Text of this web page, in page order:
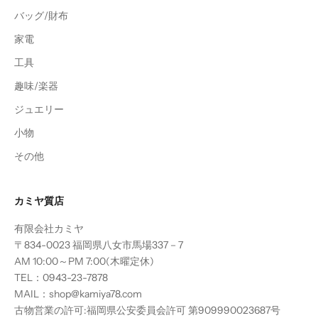
バッグ/財布
家電
工具
趣味/楽器
ジュエリー
小物
その他
カミヤ質店
有限会社カミヤ
〒834-0023 福岡県八女市馬場337－7
AM 10:00～PM 7:00(木曜定休)
TEL：0943-23-7878
MAIL：shop@kamiya78.com
古物営業の許可:福岡県公安委員会許可 第909990023687号